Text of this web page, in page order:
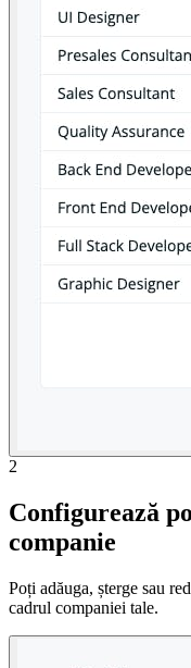
2
Configurează
companie
Poți adăuga, șterge sau
cadrul companiei tale.